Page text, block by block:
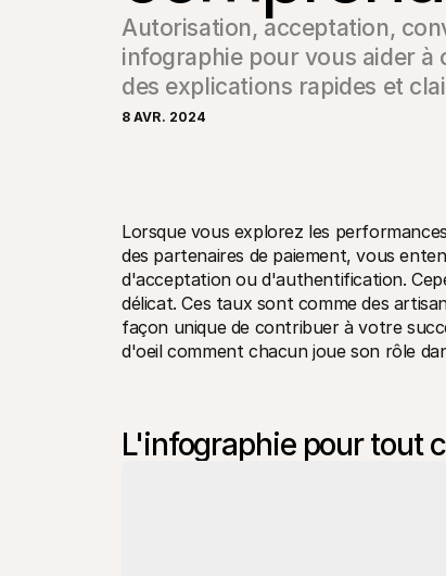
Autorisation, acceptation,
infographie pour vous aider à
des explications rapides et
8 AVR. 2024
Lorsque vous explorez les
des partenaires de paiement, vous
d'acceptation ou d'authentification.
délicat. Ces taux sont comme des
façon unique de contribuer à votre
d'oeil comment chacun joue son rôle
L'infographie pour tout